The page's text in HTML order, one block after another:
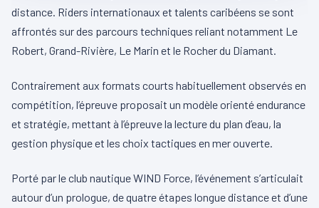
distance. Riders internationaux et talents caribéens se sont
affrontés sur des parcours techniques reliant notamment Le
Robert, Grand-Rivière, Le Marin et le Rocher du Diamant.
Contrairement aux formats courts habituellement observés en
compétition, l’épreuve proposait un modèle orienté endurance
et stratégie, mettant à l’épreuve la lecture du plan d’eau, la
gestion physique et les choix tactiques en mer ouverte.
Porté par le club nautique WIND Force, l’événement s’articulait
autour d’un prologue, de quatre étapes longue distance et d’une